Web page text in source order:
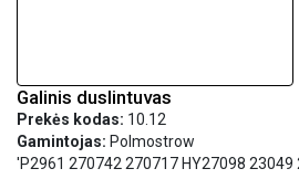
Galinis duslintuvas
Prekės kodas: 10.12
Gamintojas: Polmostrow
'P2961 270742 270717 HY27098 23049